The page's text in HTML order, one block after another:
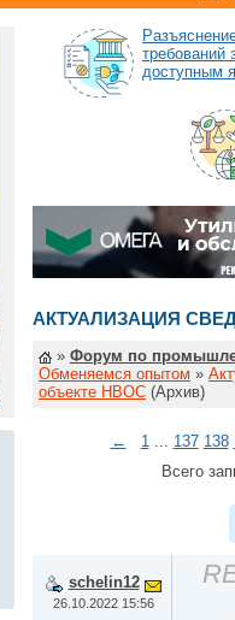
требований
доступным
АКТУАЛИЗАЦИЯ
» Форум по
Обменяемся опытом »
объекте НВОС (Архив)
← 1... 137 138
Всего
schelin12
26.10.2022 15:56